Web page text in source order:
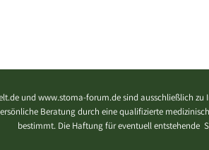
und www.stoma-forum.de sind ausschließlich
Beratung durch eine qualifizierte
bestimmt. Die Haftung für eventuell entstehende